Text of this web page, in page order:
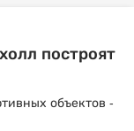
построят
объектов -